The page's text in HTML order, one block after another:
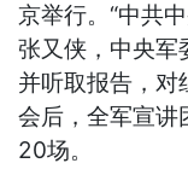
京举行。“中共
张又侠，中央军
并听取报告，对
会后，全军宣讲
20场。